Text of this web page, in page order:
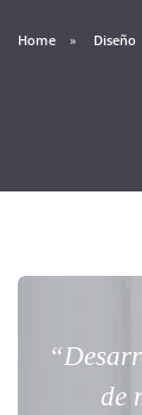
Home Diseño
de